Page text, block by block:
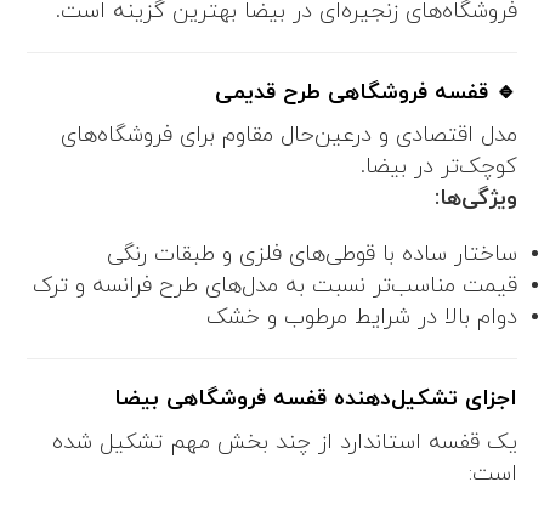
فروشگاه‌های زنجیره‌ای در بیضا بهترین گزینه است.
🔹 قفسه فروشگاهی طرح قدیمی
مدل اقتصادی و درعین‌حال مقاوم برای فروشگاه‌های
کوچک‌تر در بیضا.
ویژگی‌ها:
ساختار ساده با قوطی‌های فلزی و طبقات رنگی
قیمت مناسب‌تر نسبت به مدل‌های طرح فرانسه و ترک
دوام بالا در شرایط مرطوب و خشک
اجزای تشکیل‌دهنده قفسه فروشگاهی بیضا
یک قفسه استاندارد از چند بخش مهم تشکیل شده
است: